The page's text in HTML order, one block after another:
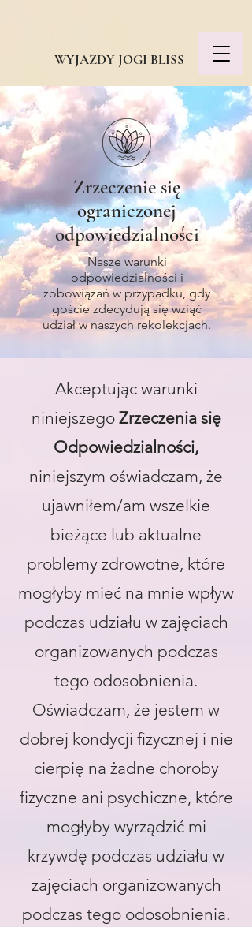
WYJAZDY JOGI BLISS
Zrzeczenie się
ograniczonej
odpowiedzialności
Nasze warunki
odpowiedzialności i
zobowiązań w przypadku, gdy
goście zdecydują się wziąć
udział w naszych rekolekcjach.
Akceptując warunki
niniejszego Zrzeczenia się
Odpowiedzialności,
niniejszym oświadczam, że
ujawniłem/am wszelkie
bieżące lub aktualne
problemy zdrowotne, które
mogłyby mieć na mnie wpływ
podczas udziału w zajęciach
organizowanych podczas
tego odosobnienia.
Oświadczam, że jestem w
dobrej kondycji fizycznej i nie
cierpię na żadne choroby
fizyczne ani psychiczne, które
mogłyby wyrządzić mi
krzywdę podczas udziału w
zajęciach organizowanych
podczas tego odosobnienia.